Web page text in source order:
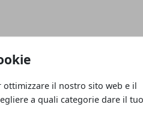
il nostro sito web e il
a quali categorie dare il